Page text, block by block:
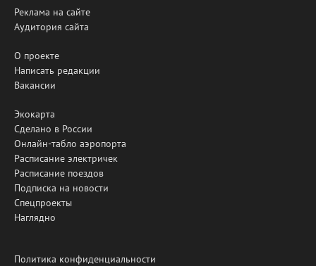
Реклама на сайте
Аудитория сайта
О проекте
Написать редакции
Вакансии
Экокарта
Сделано в России
Онлайн-табло аэропорта
Расписание электричек
Расписание поездов
Подписка на новости
Спецпроекты
Наглядно
Политика конфиденциальности